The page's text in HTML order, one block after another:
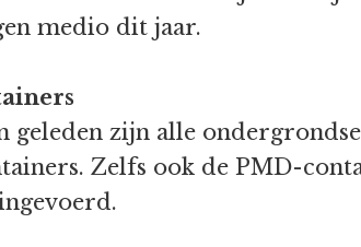
medio dit jaar.
geleden zijn alle
Zelfs ook de PMD-